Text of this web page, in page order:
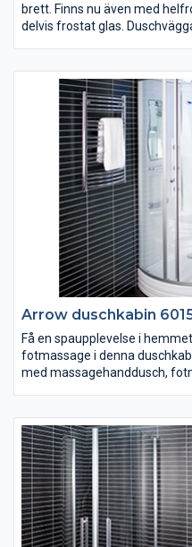
brett. Finns nu även med
delvis frostat glas.
Arrow duschkabin
Få en spaupplevelse i
fotmassage i denna
med massagehanddusch,
mm.